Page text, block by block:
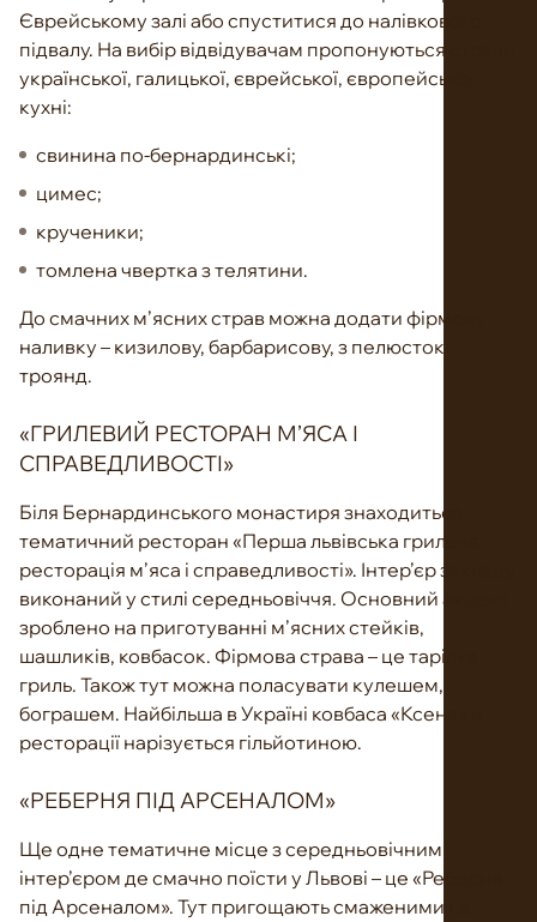
Єврейському залі або спуститися до налівкового
підвалу. На вибір відвідувачам пропонуються страви
української, галицької, єврейської, європейської
кухні:
свинина по-бернардинські;
цимес;
крученики;
томлена чвертка з телятини.
До смачних м’ясних страв можна додати фірмову
наливку – кизилову, барбарисову, з пелюсток
троянд.
«ГРИЛЕВИЙ РЕСТОРАН М’ЯСА І
СПРАВЕДЛИВОСТІ»
Біля Бернардинського монастиря знаходиться
тематичний ресторан «Перша львівська грилева
ресторація м’яса і справедливості». Інтер’єр закладу
виконаний у стилі середньовіччя. Основний акцент
зроблено на приготуванні м’ясних стейків,
шашликів, ковбасок. Фірмова страва – це тарілка-
гриль. Також тут можна поласувати кулешем,
бограшем. Найбільша в Україні ковбаса «Ксеня» в
ресторації нарізується гільйотиною.
«РЕБЕРНЯ ПІД АРСЕНАЛОМ»
Ще одне тематичне місце з середньовічним
інтер’єром де смачно поїсти у Львові – це «Реберня
під Арсеналом». Тут пригощають смаженими на